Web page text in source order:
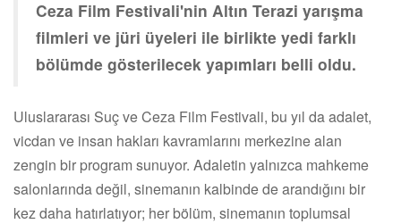
Ceza Film Festivali'nin Altın Terazi yarışma
filmleri ve jüri üyeleri ile birlikte yedi farklı
bölümde gösterilecek yapımları belli oldu.
Uluslararası Suç ve Ceza Film Festivali, bu yıl da adalet,
vicdan ve insan hakları kavramlarını merkezine alan
zengin bir program sunuyor. Adaletin yalnızca mahkeme
salonlarında değil, sinemanın kalbinde de arandığını bir
kez daha hatırlatıyor; her bölüm, sinemanın toplumsal